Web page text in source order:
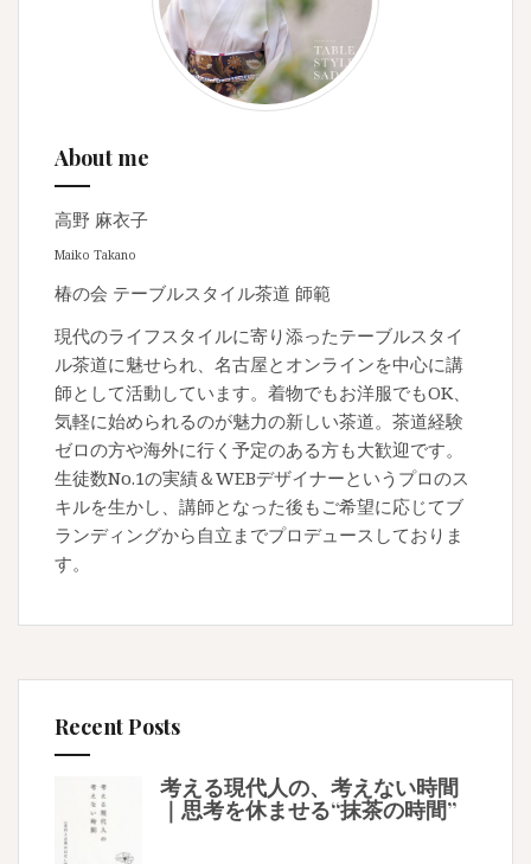
About me
高野 麻衣子
Maiko Takano
椿の会 テーブルスタイル茶道 師範
現代のライフスタイルに寄り添ったテーブルスタイ
ル茶道に魅せられ、名古屋とオンラインを中心に講
師として活動しています。着物でもお洋服でもOK、
気軽に始められるのが魅力の新しい茶道。茶道経験
ゼロの方や海外に行く予定のある方も大歓迎です。
生徒数No.1の実績＆WEBデザイナーというプロのス
キルを生かし、講師となった後もご希望に応じてブ
ランディングから自立までプロデュースしておりま
す。
Recent Posts
考える現代人の、考えない時間
｜思考を休ませる“抹茶の時間”